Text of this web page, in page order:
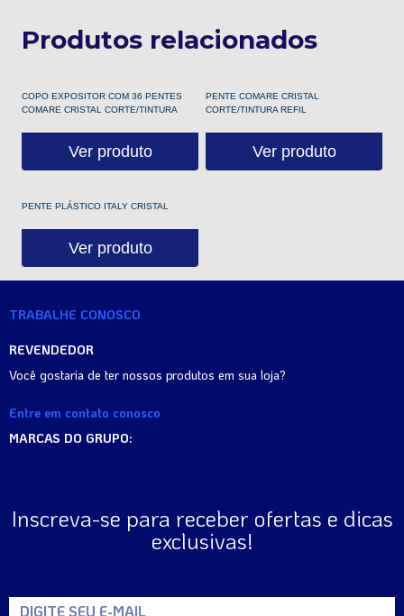
Produtos relacionados
COPO EXPOSITOR COM 36 PENTES
COMARE CRISTAL CORTE/TINTURA
Ver produto
PENTE COMARE CRISTAL
CORTE/TINTURA REFIL
Ver produto
PENTE PLÁSTICO ITALY CRISTAL
Ver produto
TRABALHE CONOSCO
REVENDEDOR
Você gostaria de ter nossos produtos em sua loja?
Entre em contato conosco
MARCAS DO GRUPO:
Inscreva-se para receber ofertas e dicas
exclusivas!